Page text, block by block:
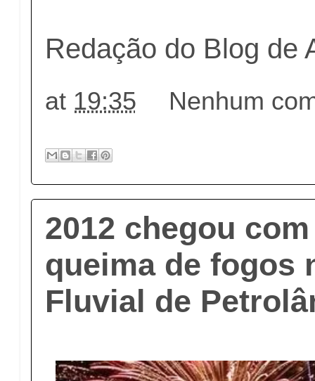
Redação do Blog de
at 19:35 Nenhum
2012 chegou
queima de fogos
Fluvial de